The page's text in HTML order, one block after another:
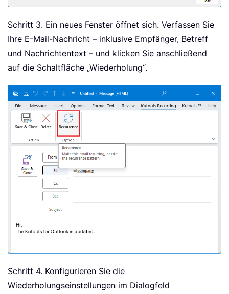
Schritt 3. Ein neues Fenster öffnet sich. Verfassen Sie
Ihre E-Mail-Nachricht – inklusive Empfänger, Betreff
und Nachrichtentext – und klicken Sie anschließend
auf die Schaltfläche „Wiederholung“.
Schritt 4. Konfigurieren Sie die
Wiederholungseinstellungen im Dialogfeld